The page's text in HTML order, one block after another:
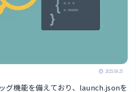
2025.09.25
グ機能を備えており、launch.jsonを